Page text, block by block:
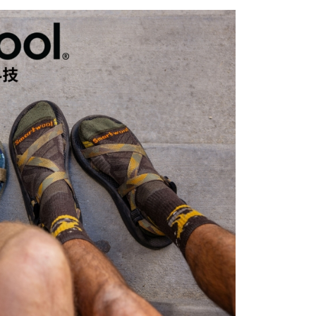
滿NT$490(含以上)免運費
滿NT$490(含以上)免運費
取
配送(運費買家自付，順豐交貨並收取運費) 查看運費